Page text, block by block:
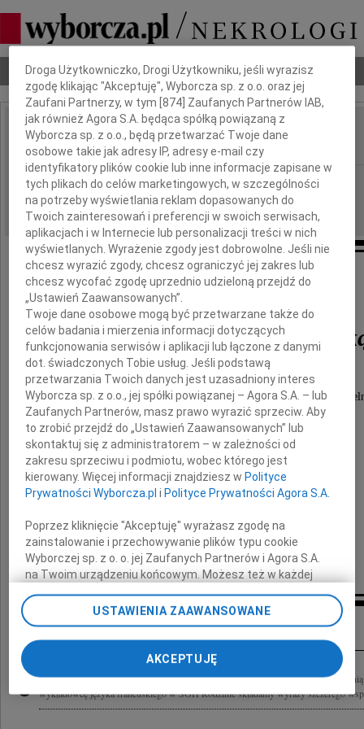
Nekrologi Odeszli Poradnik pogrzebowy
IMIĘ I NAZWISKO: Janina Glanowska
REGION: Warszawa
DATA EMISJI: 08.12.2009
Z wielkim smutkiem żegnamy
mgr Janinę
Człowieka wielkiego serca i szlachetności,
całe swoje życie zaangażowanego w sprawy
wykładowcę języka francuskiego
i długoletniego Kierownika
Zespołu Języków Romańskich
w Szkole Głównej Handlowej.
Rodzinie
składamy wyrazy szczerego współczucia
Kierownictwo i pracownicy CNJO SGH
Inne kondolencje
Z żalem żegnamy zmarłą 1 XII 2009 roku Panią Janinę Glanowską naszą
wykładowcę języka francuskiego w SGH Rodzinie składamy wyrazy szczerego
Dbamy o Twoją prywatność
Droga Użytkowniczko, Drogi Użytkowniku, jeśli wyrazisz
zgodę klikając "Akceptuję", Wyborcza sp. z o.o. oraz jej
Zaufani Partnerzy, w tym [874 ] Zaufanych Partnerów IAB,
jak również Agora S.A. będąca spółką powiązaną z
Wyborcza sp. z o.o., będą przetwarzać Twoje dane
osobowe takie jak adresy IP, adresy e-mail czy
identyfikatory plików cookie lub inne informacje zapisane w
tych plikach do celów marketingowych, w szczególności
na potrzeby wyświetlania reklam dopasowanych do
Twoich zainteresowań i preferencji w swoich serwisach,
aplikacjach i w Internecie lub personalizacji treści w nich
wyświetlanych. Wyrażenie zgody jest dobrowolne. Jeśli nie
chcesz wyrazić zgody, chcesz ograniczyć jej zakres lub
chcesz wycofać zgodę uprzednio udzieloną przejdź do
„Ustawień Zaawansowanych”.
Twoje dane osobowe mogą być przetwarzane także do
celów badania i mierzenia informacji dotyczących
funkcjonowania serwisów i aplikacji lub łączone z danymi
dot. świadczonych Tobie usług. Jeśli podstawą
przetwarzania Twoich danych jest uzasadniony interes
Wyborcza sp. z o.o., jej spółki powiązanej – Agora S.A. – lub
Zaufanych Partnerów, masz prawo wyrazić sprzeciw. Aby
to zrobić przejdź do „Ustawień Zaawansowanych” lub
skontaktuj się z administratorem – w zależności od
zakresu sprzeciwu i podmiotu, wobec którego jest
kierowany. Więcej informacji znajdziesz w Polityce
Prywatności Wyborcza.pl i Polityce Prywatności Agora S.A.
Poprzez kliknięcie "Akceptuję" wyrażasz zgodę na
zainstalowanie i przechowywanie plików typu cookie
Wyborczej sp. z o. o. jej Zaufanych Partnerów i Agora S.A.
na Twoim urządzeniu końcowym. Możesz też w każdej
ponownie wywołując narzędzie do zarządzania Twoimi
preferencjami dot. przetwarzania danych poprzez
odnośnik „Ustawienia prywatności” w stopce serwisu i
przechodząc do sekcji „Ustawienia zaawansowane”.
Zmiana ustawień plików cookie możliwa jest także za
USTAWIENIA ZAAWANSOWANE
AKCEPTUJĘ